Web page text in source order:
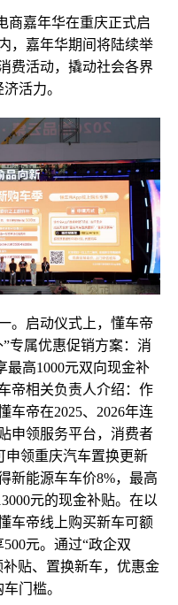
商嘉年华在重庆正式启
，嘉年华期间将陆续举
费活动，撬动社会各界
活力。
。启动仪式上，懂车帝
专属优惠促销方案：消
最高1000元双向现金补
帝相关负责人介绍：作
车帝在2025、2026年连
申领服务平台，消费者
申领重庆汽车置换更新
新能源车车价8%，最高
元的现金补贴。在以
车帝线上购买新车可额
元。通过“政企双
贴、置换新车，优惠金
门槛。